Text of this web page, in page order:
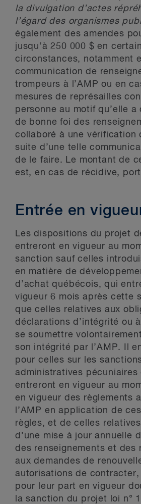
la divulgation d’actes
l’égard des organismes
également des amendes
jusqu’à 250 000 $ en
circonstances, notamment
communication de
trompeurs à l’AMP ou en
mesures de représailles
personne au motif qu’elle a
de bonne foi des
collaboré à une vérification
suite d’une telle
de le faire. Le montant de
est, en cas de récidive,
Entrée en
Les dispositions du projet
entreront en vigueur au
sanction sauf celles
en matière de
d’achat québécois, qui
vigueur 6 mois après cette
que celles relatives aux
déclarations d’intégrité ou
se soumettre
son intégrité par l’AMP. Il
pour celles sur les
administratives pécuniaires
entreront en vigueur au
en vigueur des règlements
l’AMP en application de
règles, et de celles
d’une mise à jour annuelle
des renseignements et des
aux demandes de
autorisations de
pour leur part en vigueur
la sanction du projet loi n°